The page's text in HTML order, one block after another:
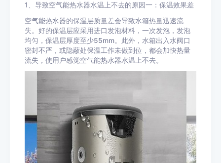
1、导致空气能热水器水温上不去的原因一：保温效果差
空气能热水器的保温层质量差会导致水箱热量迅速流
失。好的保温层应采用进口发泡材料，一次发泡，发泡
均匀，保温层厚度至少55mm。此外，水箱出入水阀口
密封不严，或隐蔽处保温工作未做到位，都会加快热量
流失，使用户感觉空气能热水器水温上不去。